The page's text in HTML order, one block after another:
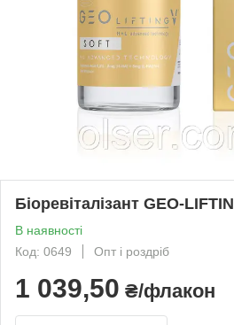
Біоревіталізант GEO-
В наявності
Код: 0649
Опт і роздріб
1 039,50 ₴/флакон